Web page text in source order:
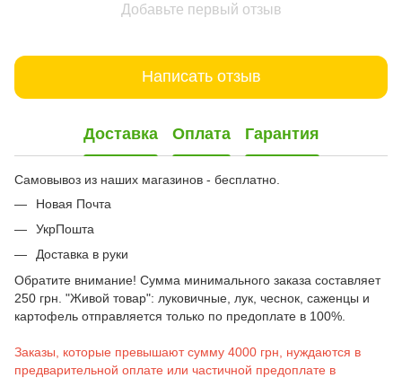
Добавьте первый отзыв
Написать отзыв
Доставка Оплата Гарантия
Самовывоз из наших магазинов - бесплатно.
Новая Почта
УкрПошта
Доставка в руки
Обратите внимание! Сумма минимального заказа составляет
250 грн. "Живой товар": луковичные, лук, чеснок, саженцы и
картофель отправляется только по предоплате в 100%.
Заказы, которые превышают сумму 4000 грн, нуждаются в
предварительной оплате или частичной предоплате в